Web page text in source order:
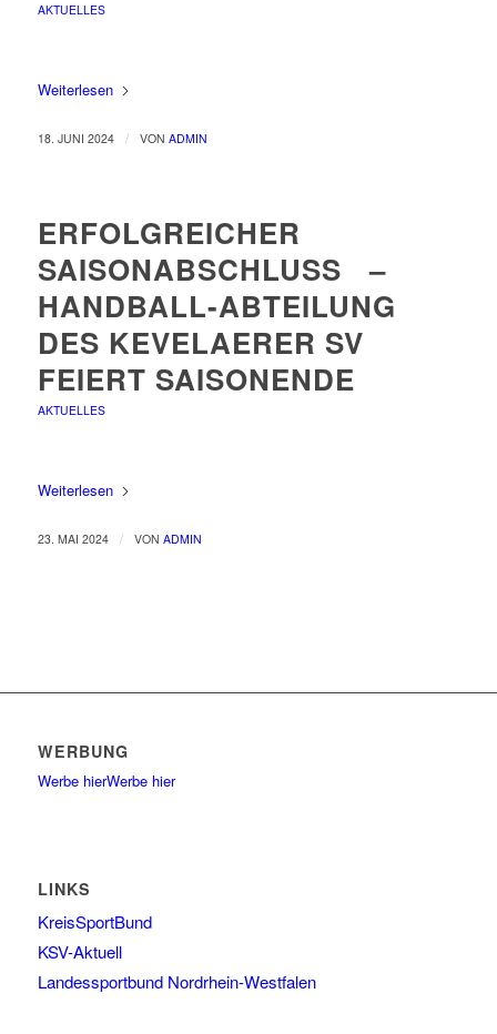
AKTUELLES
Weiterlesen
18. JUNI 2024 / VON ADMIN
ERFOLGREICHER
SAISONABSCHLUSS –
HANDBALL-ABTEILUNG
DES KEVELAERER SV
FEIERT SAISONENDE
AKTUELLES
Weiterlesen
23. MAI 2024 / VON ADMIN
WERBUNG
Werbe hierWerbe hier
LINKS
KreisSportBund
KSV-Aktuell
Landessportbund Nordrhein-Westfalen